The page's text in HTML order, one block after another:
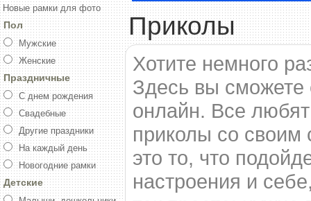
Новые рамки для фото
Пол
Мужские
Женские
Праздничные
С днем рождения
Свадебные
Другие праздники
На каждый день
Новогодние рамки
Детские
Приколы
Хотите немного
Здесь вы сможете
онлайн. Все
приколы со
это то, что
настроения и